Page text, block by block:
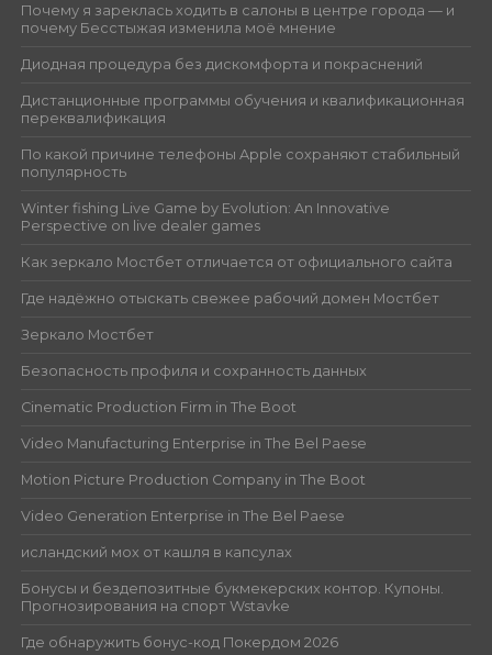
Почему я зареклась ходить в салоны в центре города — и
почему Бесстыжая изменила моё мнение
Диодная процедура без дискомфорта и покраснений
Дистанционные программы обучения и квалификационная
переквалификация
По какой причине телефоны Apple сохраняют стабильный
популярность
Winter fishing Live Game by Evolution: An Innovative
Perspective on live dealer games
Как зеркало Мостбет отличается от официального сайта
Где надёжно отыскать свежее рабочий домен Мостбет
Зеркало Мостбет
Безопасность профиля и сохранность данных
Cinematic Production Firm in The Boot
Video Manufacturing Enterprise in The Bel Paese
Motion Picture Production Company in The Boot
Video Generation Enterprise in The Bel Paese
исландский мох от кашля в капсулах
Бонусы и бездепозитные букмекерских контор. Купоны.
Прогнозирования на спорт Wstavke
Где обнаружить бонус-код Покердом 2026